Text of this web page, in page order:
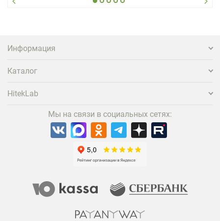
вернуться и поделиться впечатлениями в соцсетях,
проектора.
Информация
Каталог
HitekLab
Мы на связи в социальных сетях: